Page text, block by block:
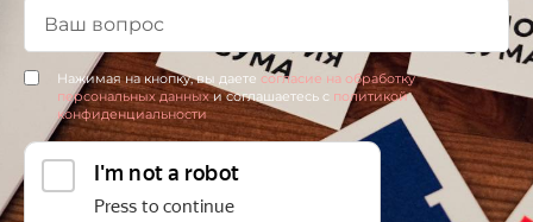
Нажимая на кнопку, вы даете согласие на обработку
персональных данныхи соглашаетесь c политикой
конфиденциальности